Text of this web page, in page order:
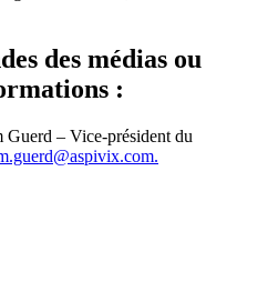
des médias ou
:
– Vice-président du